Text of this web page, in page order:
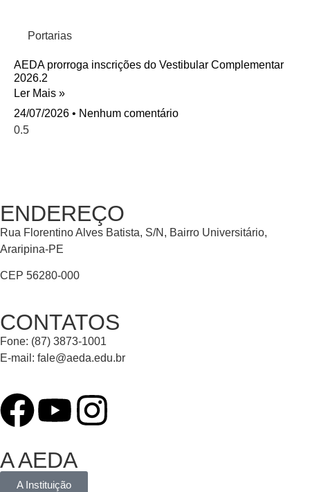
Portarias
AEDA prorroga inscrições do Vestibular Complementar
2026.2
Ler Mais »
24/07/2026
Nenhum comentário
ENDEREÇO
Rua Florentino Alves Batista, S/N, Bairro Universitário,
Araripina-PE
CEP 56280-000
CONTATOS
Fone: (87) 3873-1001
E-mail: fale@aeda.edu.br
A AEDA
A Instituição